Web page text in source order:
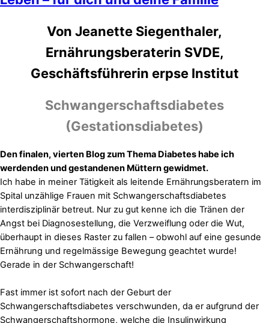
Von Jeanette Siegenthaler,
Ernährungsberaterin SVDE,
Geschäftsführerin erpse Institut
Schwangerschaftsdiabetes
(Gestationsdiabetes)
Den finalen, vierten Blog zum Thema Diabetes habe ich
werdenden und gestandenen Müttern gewidmet.
Ich habe in meiner Tätigkeit als leitende Ernährungsberatern im
Spital unzählige Frauen mit Schwangerschaftsdiabetes
interdisziplinär betreut. Nur zu gut kenne ich die Tränen der
Angst bei Diagnosestellung, die Verzweiflung oder die Wut,
überhaupt in dieses Raster zu fallen ­– obwohl auf eine gesunde
Ernährung und regelmässige Bewegung geachtet wurde!
Gerade in der Schwangerschaft!
Fast immer ist sofort nach der Geburt der
Schwangerschaftsdiabetes verschwunden, da er aufgrund der
Schwangerschaftshormone, welche die Insulinwirkung